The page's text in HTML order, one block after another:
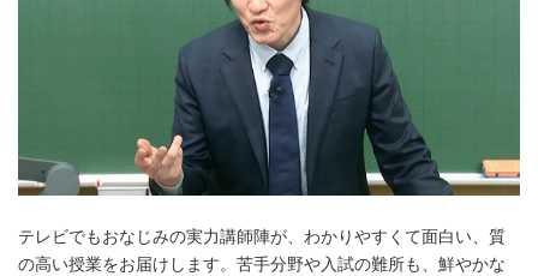
テレビでもおなじみの実力講師陣が、わかりやすくて面白い、質
の高い授業をお届けします。苦手分野や入試の難所も、鮮やかな